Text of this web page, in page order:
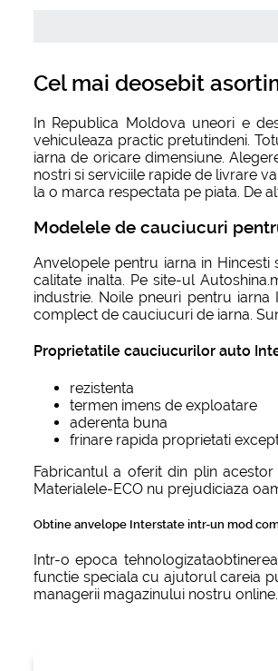
Cel mai deosebit
In Republica Moldova uneori e
vehiculeaza practic pretutindeni.
iarna de oricare dimensiune.
nostri si serviciile rapide de livrare
la o marca respectata pe piata. De
Modelele de cauciucuri
Anvelopele pentru iarna in
calitate inalta. Pe site-ul
industrie. Noile pneuri pentru
complect de cauciucuri de iarna.
Proprietatile cauciucurilor auto
rezistenta
termen imens de exploatare
aderenta buna
frinare rapida proprietati
Fabricantul a oferit din plin
Materialele-ECO nu prejudiciaza
Obtine anvelope Interstate intr-un mod
Intr-o epoca
functie speciala cu ajutorul careia
managerii magazinului nostru online.